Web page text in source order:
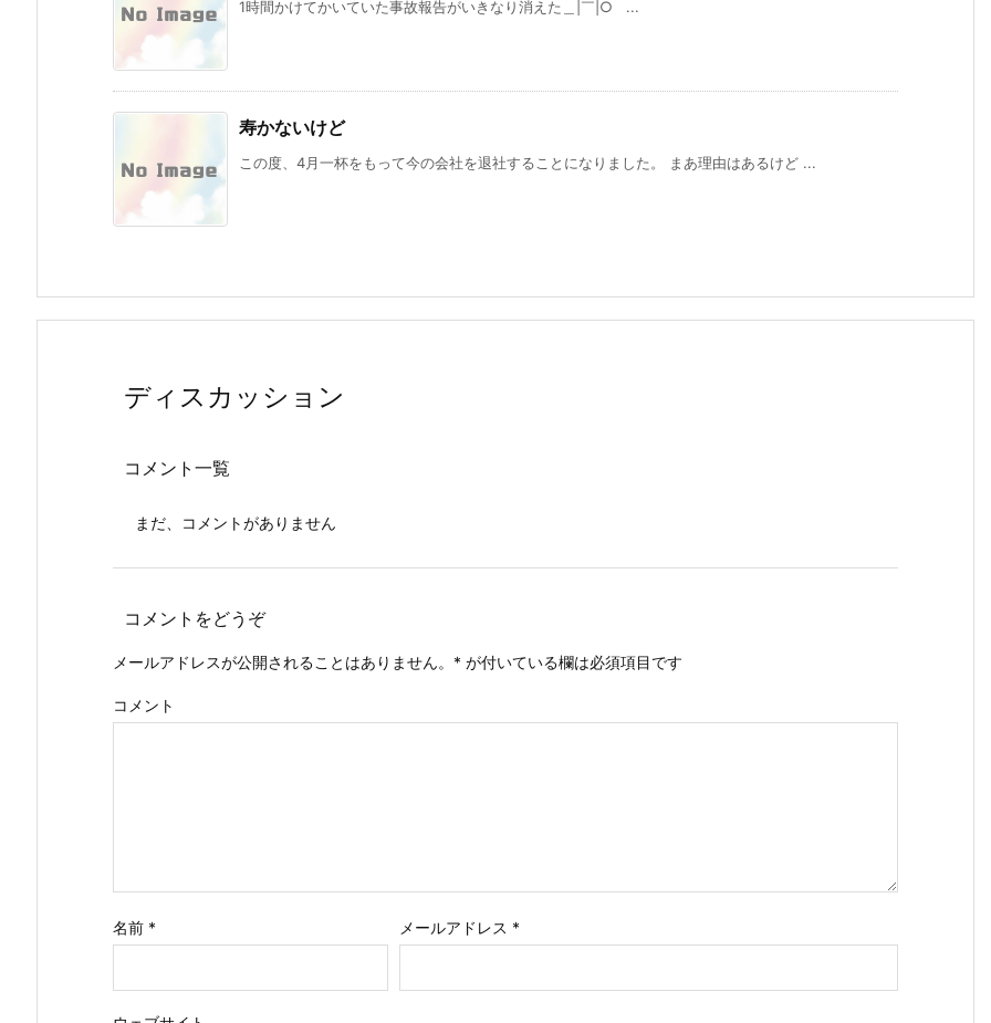
1時間かけてかいていた事故報告がいきなり消えた＿|￣|○ ...
寿かないけど
この度、4月一杯をもって今の会社を退社することになりました。 まあ理由はあるけど ...
ディスカッション
コメント一覧
まだ、コメントがありません
コメントをどうぞ
メールアドレスが公開されることはありません。 * が付いている欄は必須項目です
コメント
名前 * メールアドレス *